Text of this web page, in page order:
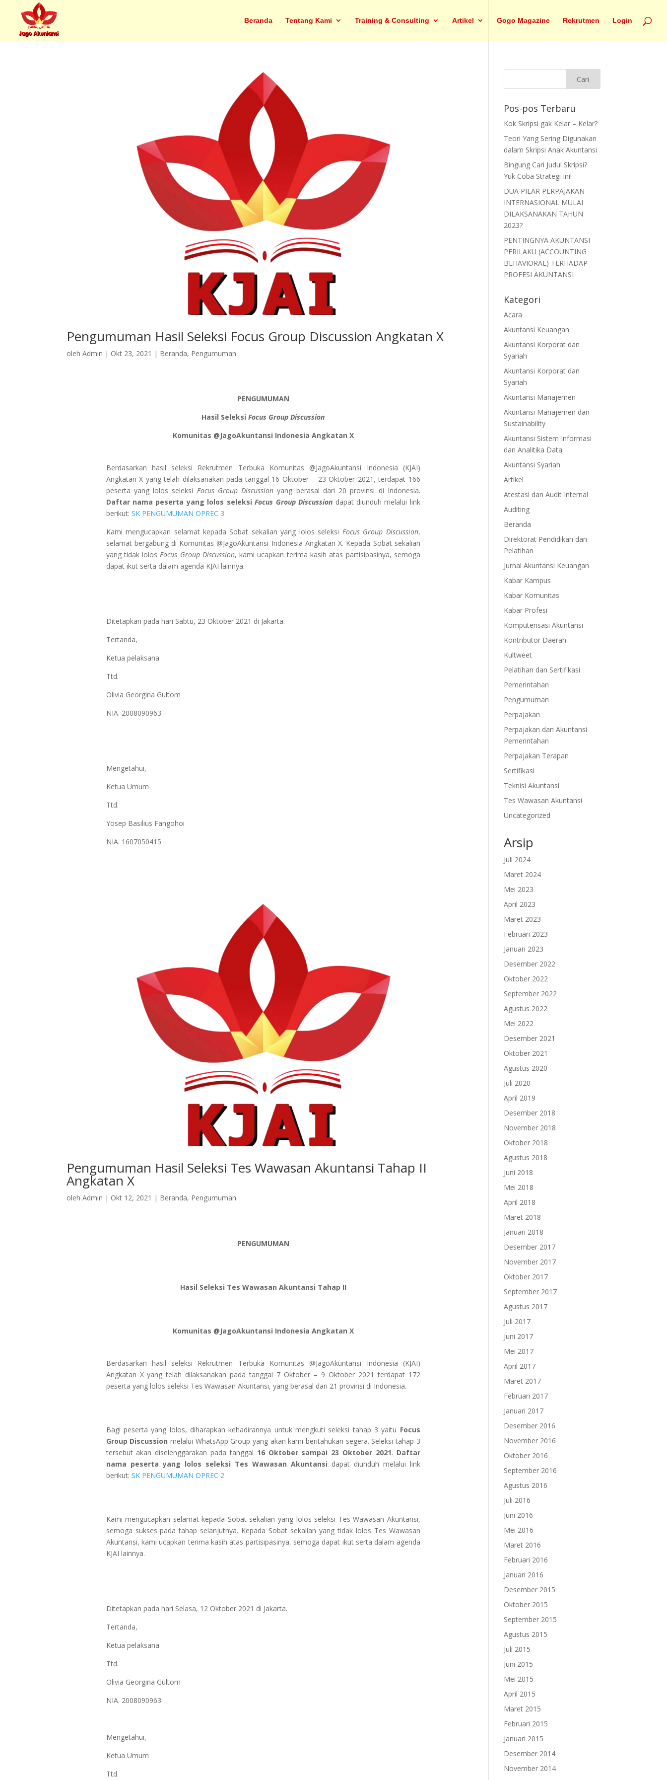
Beranda Tentang Kami Training & Consulting Artikel Gogo Magazine Rekrutmen Login
Pengumuman Hasil Seleksi Focus Group Discussion Angkatan X
olehAdmin | Okt 23, 2021 | Beranda, Pengumuman
PENGUMUMAN
Hasil SeleksiFocus Group Discussion
Komunitas @JagoAkuntansi Indonesia Angkatan X
Berdasarkan hasil seleksi Rekrutmen Terbuka Komunitas @JagoAkuntansi Indonesia (KJAI)
Angkatan X yang telah dilaksanakan pada tanggal 16 Oktober – 23 Oktober 2021,terdapat 166
peserta yang lolos seleksi Focus Group Discussion yang berasal dari 20 provinsi di Indonesia.
Daftar nama peserta yang lolos seleksiFocus Group Discussion dapat diunduh melalui link
berikut: SK PENGUMUMAN OPREC 3
Kami mengucapkan selamat kepada Sobat sekalian yang lolos seleksi Focus Group Discussion,
selamat bergabung di Komunitas @JagoAkuntansi Indonesia Angkatan X. Kepada Sobat sekalian
yang tidak lolosFocus Group Discussion, kami ucapkan terima kasih atas partisipasinya, semoga
dapat ikut serta dalam agenda KJAI lainnya.
Ditetapkan pada hari Sabtu, 23 Oktober 2021 di Jakarta.
Tertanda,
Ketua pelaksana
Ttd.
Olivia Georgina Gultom
NIA. 2008090963
Mengetahui,
Ketua Umum
Ttd.
Yosep Basilius Fangohoi
NIA. 1607050415
Pengumuman Hasil Seleksi Tes Wawasan Akuntansi Tahap II
Angkatan X
olehAdmin | Okt 12, 2021 | Beranda, Pengumuman
PENGUMUMAN
Hasil Seleksi Tes Wawasan Akuntansi Tahap II
Komunitas @JagoAkuntansi Indonesia Angkatan X
Berdasarkan hasil seleksi Rekrutmen Terbuka Komunitas @JagoAkuntansi Indonesia (KJAI)
Angkatan X yang telah dilaksanakan pada tanggal 7 Oktober – 9 Oktober 2021 terdapat 172
peserta yang lolos seleksi Tes Wawasan Akuntansi, yang berasal dari 21 provinsi di Indonesia.
Bagi peserta yang lolos, diharapkan kehadirannya untuk mengkuti seleksi tahap 3 yaitu Focus
Group Discussion melalui WhatsApp Group yang akan kami beritahukan segera. Seleksi tahap 3
tersebut akan diselenggarakan pada tanggal 16 Oktober sampai 23 Oktober 2021. Daftar
nama peserta yang lolos seleksi Tes Wawasan Akuntansi dapat diunduh melalui link
berikut: SK PENGUMUMAN OPREC 2
Kami mengucapkan selamat kepada Sobat sekalian yang lolos seleksi Tes Wawasan Akuntansi,
semoga sukses pada tahap selanjutnya. Kepada Sobat sekalian yang tidak lolos Tes Wawasan
Akuntansi, kami ucapkan terima kasih atas partisipasinya, semoga dapat ikut serta dalam agenda
KJAI lainnya.
Ditetapkan pada hari Selasa, 12 Oktober 2021 di Jakarta.
Tertanda,
Ketua pelaksana
Ttd.
Olivia Georgina Gultom
NIA. 2008090963
Mengetahui,
Ketua Umum
Ttd.
Pos-pos Terbaru
Kok Skripsi gak Kelar – Kelar?
Teori Yang Sering Digunakan
dalam Skripsi Anak Akuntansi
Bingung Cari Judul Skripsi?
Yuk Coba Strategi Ini!
DUA PILAR PERPAJAKAN
INTERNASIONAL MULAI
DILAKSANAKAN TAHUN
2023?
PENTINGNYA AKUNTANSI
PERILAKU (ACCOUNTING
BEHAVIORAL) TERHADAP
PROFESI AKUNTANSI
Kategori
Acara
Akuntansi Keuangan
Akuntansi Korporat dan
Syariah
Akuntansi Korporat dan
Syariah
Akuntansi Manajemen
Akuntansi Manajemen dan
Sustainability
Akuntansi Sistem Informasi
dan Analitika Data
Akuntansi Syariah
Artikel
Atestasi dan Audit Internal
Auditing
Beranda
Direktorat Pendidikan dan
Pelatihan
Jurnal Akuntansi Keuangan
Kabar Kampus
Kabar Komunitas
Kabar Profesi
Komputerisasi Akuntansi
Kontributor Daerah
Kultweet
Pelatihan dan Sertifikasi
Pemerintahan
Pengumuman
Perpajakan
Perpajakan dan Akuntansi
Pemerintahan
Perpajakan Terapan
Sertifikasi
Teknisi Akuntansi
Tes Wawasan Akuntansi
Uncategorized
Arsip
Juli 2024
Maret 2024
Mei 2023
April 2023
Maret 2023
Februari 2023
Januari 2023
Desember 2022
Oktober 2022
September 2022
Agustus 2022
Mei 2022
Desember 2021
Oktober 2021
Agustus 2020
Juli 2020
April 2019
Desember 2018
November 2018
Oktober 2018
Agustus 2018
Juni 2018
Mei 2018
April 2018
Maret 2018
Januari 2018
Desember 2017
November 2017
Oktober 2017
September 2017
Agustus 2017
Juli 2017
Juni 2017
Mei 2017
April 2017
Maret 2017
Februari 2017
Januari 2017
Desember 2016
November 2016
Oktober 2016
September 2016
Agustus 2016
Juli 2016
Juni 2016
Mei 2016
Maret 2016
Februari 2016
Januari 2016
Desember 2015
Oktober 2015
September 2015
Agustus 2015
Juli 2015
Juni 2015
Mei 2015
April 2015
Maret 2015
Februari 2015
Januari 2015
Desember 2014
November 2014